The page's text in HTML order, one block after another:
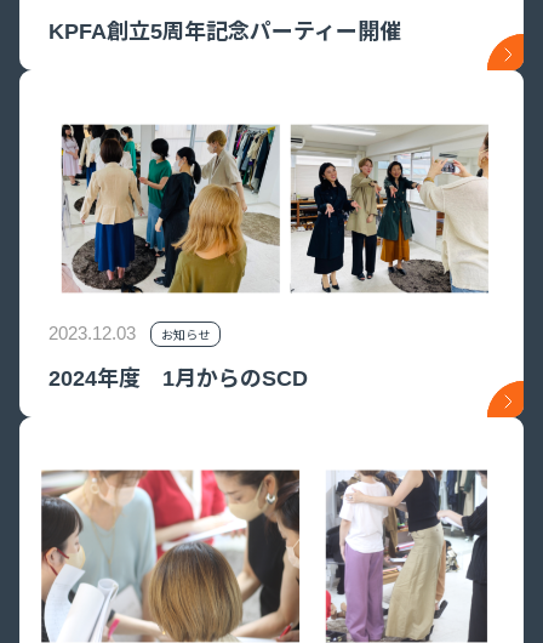
KPFA創立5周年記念パーティー開催
2023.12.03 お知らせ
2024年度 1月からのSCD